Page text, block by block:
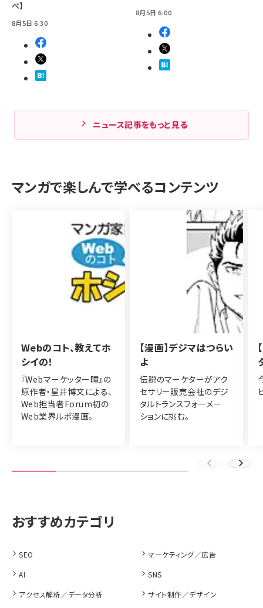
べ】
8月5日 6:30
8月5日 6:00
ニュース記事をもっと見る
マンガで楽しんで学べるコンテンツ
Webのコト、教えてホ
シイの！
『Webマーケッター瞳』の
原作者・星井博文による、
Web担当者Forum初の
Web業界ルポ漫画。
【漫画】デジマはつらい
よ
伝説のマーケターがアク
セサリー販売会社のデジ
タルトランスフォーメー
ションに挑む。
SEO
マーケティング／広告
AI
SNS
アクセス解析／データ分析
サイト制作／デザイン